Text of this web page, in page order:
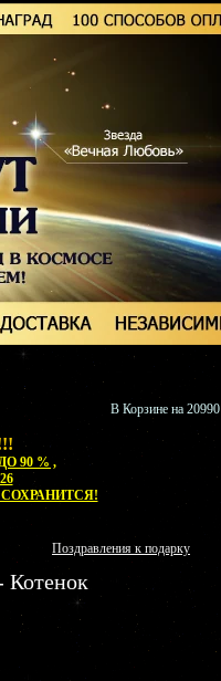
В Корзине на 20990
90 % ,
Поздравления к подарку
Котенок